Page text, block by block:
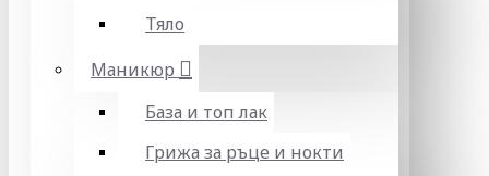
Тяло
Маникюр
База и топ лак
Грижа за ръце и нокти